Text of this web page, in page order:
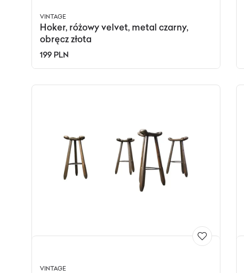
VINTAGE
Hoker, różowy velvet, metal czarny,
obręcz złota
199 PLN
VINTAGE